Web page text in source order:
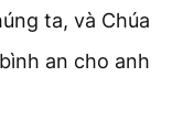
ta, và Chúa
an cho anh